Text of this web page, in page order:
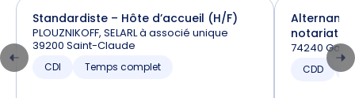
Standardiste – Hôte d’accueil (H/F)
PLOUZNIKOFF, SELARL à associé unique
39200 Saint-Claude
CDI Temps complet
notariat
74240
CDD